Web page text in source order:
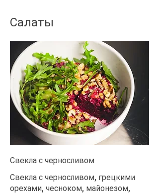
Салаты
Свекла с черносливом
Свекла с черносливом, грецкими
орехами, чесноком, майонезом,